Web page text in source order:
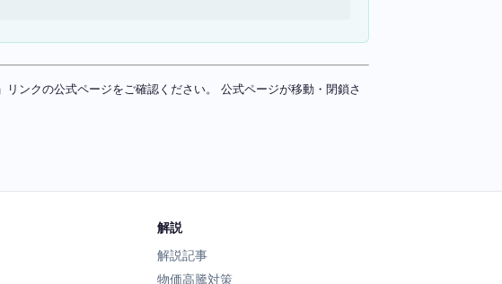
ンクの公式ページをご確認ください。 公式ページが移動・閉鎖さ
解説
解説記事
物価高騰対策